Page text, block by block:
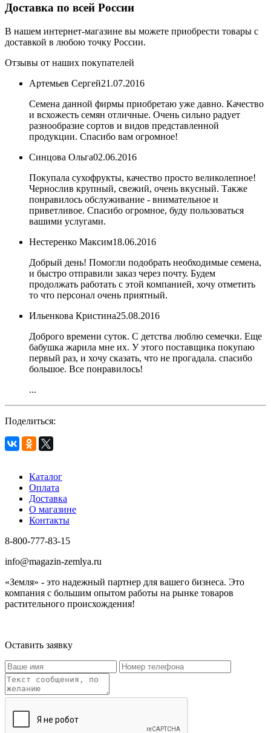
Доставка по всей России
В нашем интернет-магазине вы можете приобрести товары с
доставкой в любою точку России.
Отзывы от наших покупателей
Артемьев Сергей21.07.2016
Семена данной фирмы приобретаю уже давно. Качество
и всхожесть семян отличные. Очень сильно радует
разнообразие сортов и видов представленной
продукции. Спасибо вам огромное!
Синцова Ольга02.06.2016
Покупала сухофрукты, качество просто великолепное!
Чернослив крупный, свежий, очень вкусный. Также
понравилось обслуживание - внимательное и
приветливое. Спасибо огромное, буду пользоваться
вашими услугами.
Нестеренко Максим18.06.2016
Добрый день! Помогли подобрать необходимые семена,
и быстро отправили заказ через почту. Будем
продолжать работать с этой компанией, хочу отметить
то что персонал очень приятный.
Ильенкова Кристина25.08.2016
Доброго времени суток. С детства люблю семечки. Еще
бабушка жарила мне их. У этого поставщика покупаю
первый раз, и хочу сказать, что не прогадала. спасибо
большое. Все понравилось!
...
Поделиться:
Каталог
Оплата
Доставка
О магазине
Контакты
8-800-777-83-15
info@magazin-zemlya.ru
«Земля» - это надежный партнер для вашего бизнеса. Это
компания с большим опытом работы на рынке товаров
растительного происхождения!
Оставить заявку